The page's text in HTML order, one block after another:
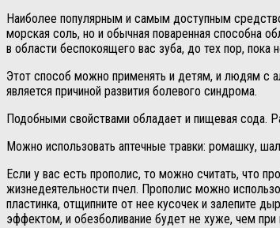
Наиболее популярным и самым доступным
морская соль, но и обычная поваренная способна
в области беспокоящего вас зуба, до тех пор, пока
Этот способ можно применять и детям, и людям с
является причиной развития болевого синдрома.
Подобными свойствами обладает и пищевая сода.
Можно использовать аптечные травки: ромашку,
Если у вас есть прополис, то можно считать, что
жизнедеятельности пчел. Прополис можно
пластинка, отщипните от нее кусочек и залепите
эффектом, и обезболивание будет не хуже, чем при